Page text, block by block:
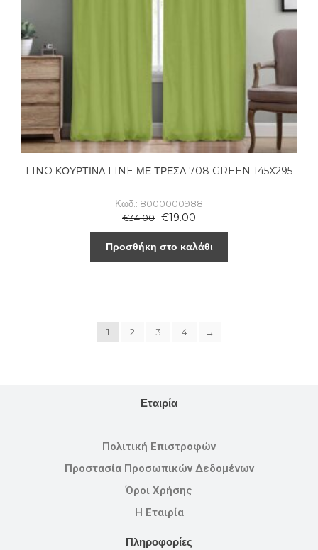
LINO ΚΟΥΡΤΙΝΑ LINE ΜΕ ΤΡΕΣΑ 708 GREEN 145X295
Κωδ.: 8000000988
€34.00 €19.00
Προσθήκη στο καλάθι
1 2 3 4 →
Εταιρία
Πολιτική Επιστροφών
Προστασία Προσωπικών Δεδομένων
Όροι Χρήσης
Η Εταιρία
Πληροφορίες